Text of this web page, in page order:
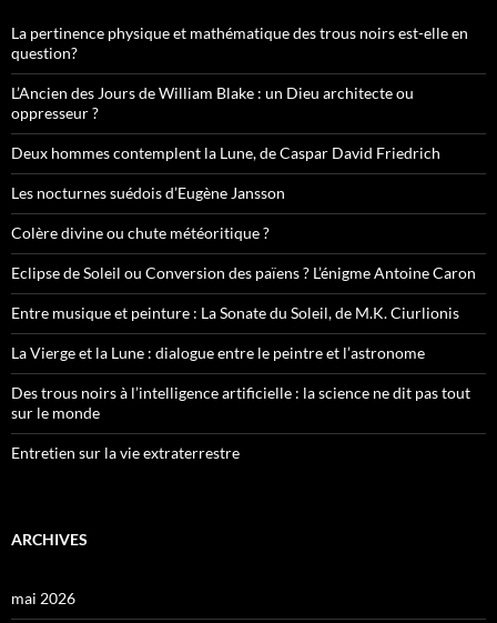
La pertinence physique et mathématique des trous noirs est-elle en
question?
L’Ancien des Jours de William Blake : un Dieu architecte ou
oppresseur ?
Deux hommes contemplent la Lune, de Caspar David Friedrich
Les nocturnes suédois d’Eugène Jansson
Colère divine ou chute météoritique ?
Eclipse de Soleil ou Conversion des païens ? L’énigme Antoine Caron
Entre musique et peinture : La Sonate du Soleil, de M.K. Ciurlionis
La Vierge et la Lune : dialogue entre le peintre et l’astronome
Des trous noirs à l’intelligence artificielle : la science ne dit pas tout
sur le monde
Entretien sur la vie extraterrestre
ARCHIVES
mai 2026